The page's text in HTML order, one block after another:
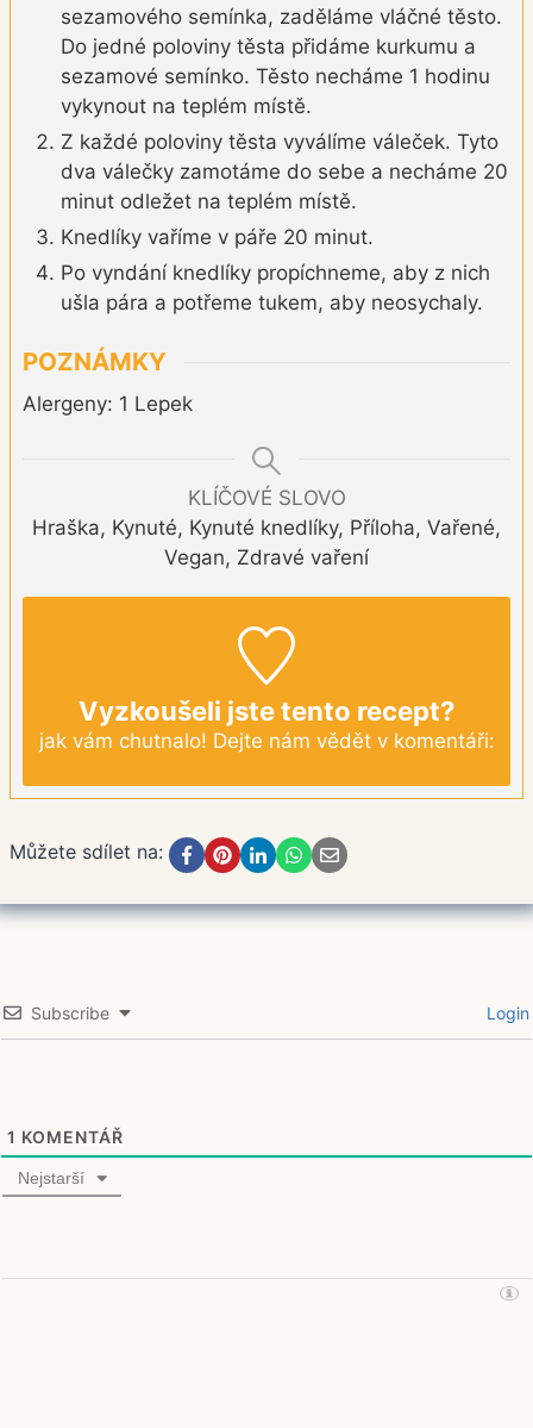
sezamového semínka, zaděláme vláčné těsto.
Do jedné poloviny těsta přidáme kurkumu a
sezamové semínko. Těsto necháme 1 hodinu
vykynout na teplém místě.
Z každé poloviny těsta vyválíme váleček. Tyto
dva válečky zamotáme do sebe a necháme 20
minut odležet na teplém místě.
Knedlíky vaříme v páře 20 minut.
Po vyndání knedlíky propíchneme, aby z nich
ušla pára a potřeme tukem, aby neosychaly.
POZNÁMKY
Alergeny: 1 Lepek
KLÍČOVÉ SLOVO
Hraška, Kynuté, Kynuté knedlíky, Příloha, Vařené,
Vegan, Zdravé vaření
Vyzkoušeli jste tento recept?
jak vám chutnalo! Dejte nám vědět v komentáři:
Můžete sdílet na:
Subscribe Login
1 KOMENTÁŘ
Nejstarší